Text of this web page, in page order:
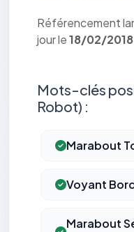
Référencement
jour le18/02/2018
Mots-clés
Robot) :
Marabout
Voyant
Marabout